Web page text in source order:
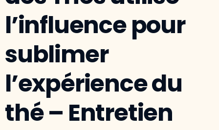
l’influence pour
sublimer
l’expérience du
thé – Entretien